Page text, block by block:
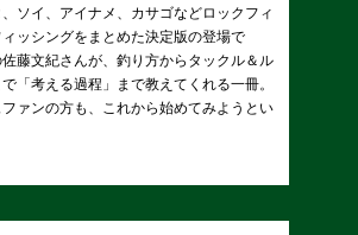
ソイ、アイナメ、カサゴなどロックフィ
ッシングをまとめた決定版の登場で
藤文紀さんが、釣り方からタックル＆ル
「考える過程」まで教えてくれる一冊。
ァンの方も、これから始めてみようとい